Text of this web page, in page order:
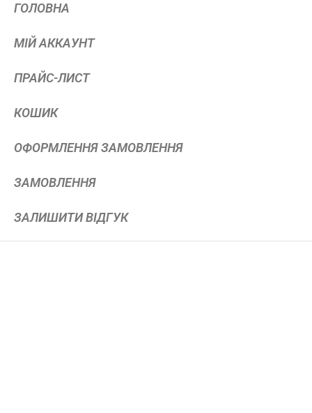
ГОЛОВНА
МІЙ АККАУНТ
ПРАЙС-ЛИСТ
КОШИК
ОФОРМЛЕННЯ ЗАМОВЛЕННЯ
ЗАМОВЛЕННЯ
ЗАЛИШИТИ ВІДГУК